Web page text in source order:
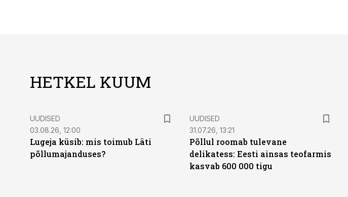
HETKEL KUUM
UUDISED
03.08.26, 12:00
Lugeja küsib: mis toimub Läti
põllumajanduses?
UUDISED
31.07.26, 13:21
Põllul roomab tulevane
delikatess: Eesti ainsas teofarmis
kasvab 600 000 tigu